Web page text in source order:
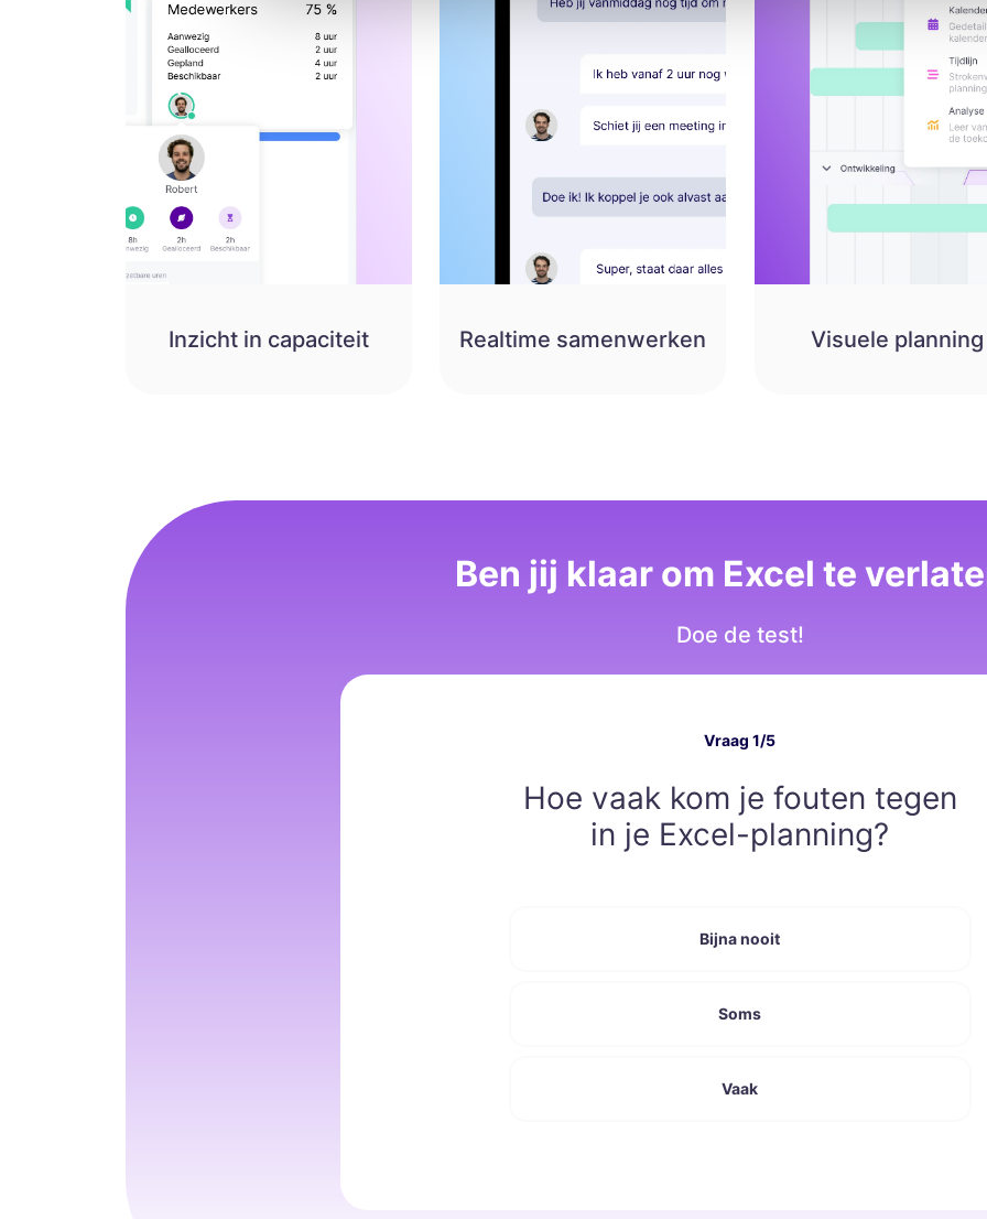
Verlof & verzuim
doorlooptijden
Meer over capaciteit
Inzicht in capaciteit
je team
Automatisch
Realtime samenwerken Visuele planning
Ben jij klaar om Excel te
Doe de test!
Vraag 1/5
Hoe vaak kom je fouten tegen
in je Excel-planning?
Bijna nooit
Soms
Vaak